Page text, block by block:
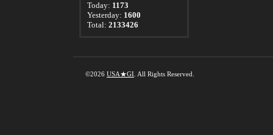
Today: 1173
Yesterday: 1600
Total: 2133426
©2026 USA★GI . All Rights Reserved.